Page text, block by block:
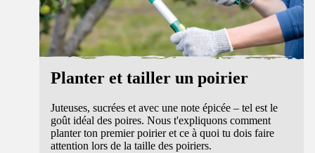
Planter et tailler un poirier
Juteuses, sucrées et avec une note épicée – tel est le
goût idéal des poires. Nous t'expliquons comment
planter ton premier poirier et ce à quoi tu dois faire
attention lors de la taille des poiriers.